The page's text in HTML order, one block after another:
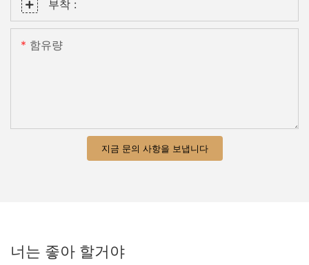
부착 :
함유량
지금 문의 사항을 보냅니다
너는 좋아 할거야